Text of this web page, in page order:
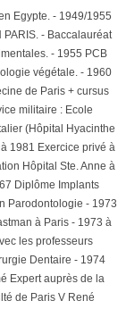
Egypte. - 1949/1955
PARIS. - Baccalauréat
- 1955 PCB
végétale. - 1960
de Paris + cursus
militaire : Ecole
(Hôpital Hyacinthe
1981 Exercice privé à
Hôpital Ste. Anne à
Diplôme Implants
Parodontologie - 1973
à Paris - 1973 à
les professeurs
Dentaire - 1974
Expert auprès de la
de Paris V René